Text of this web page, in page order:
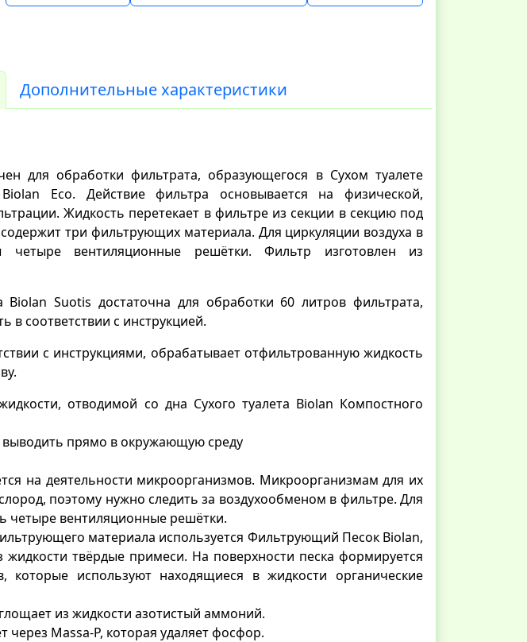
Дополнительные характеристики
для обработки фильтрата, образующегося в Cухом туалете
Eco. Действие фильтра основывается на физической,
Жидкость перетекает в фильтре из секции в секцию под
три фильтрующих материала. Для циркуляции воздуха в
вентиляционные решётки. Фильтр изготовлен из
Suotis достаточна для обработки 60 литров фильтрата,
в соответствии с инструкцией.
с инструкциями, обрабатывает отфильтрованную жидкость
отводимой со дна Cухого туалета Biolan Компостного
прямо в окружающую среду
на деятельности микроорганизмов. Микроорганизмам для их
поэтому нужно следить за воздухообменом в фильтре. Для
четыре вентиляционные решётки.
материала используется Фильтрующий Песок Biolan,
твёрдые примеси. На поверхности песка формируется
которые используют находящиеся в жидкости органические
из жидкости азотистый аммоний.
через Маssa-P, которая удаляет фосфор.